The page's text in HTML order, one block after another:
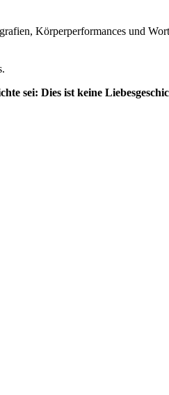
Körperperformances und
sei: Dies ist keine